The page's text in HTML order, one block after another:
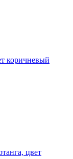
коричневый
цвет